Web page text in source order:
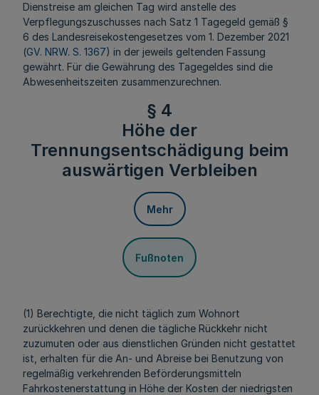
Dienstreise am gleichen Tag wird anstelle des
Verpflegungszuschusses nach Satz 1 Tagegeld gemäß §
6 des Landesreisekostengesetzes vom 1. Dezember 2021
(GV. NRW. S. 1367) in der jeweils geltenden Fassung
gewährt. Für die Gewährung des Tagegeldes sind die
Abwesenheitszeiten zusammenzurechnen.
§ 4
Höhe der
Trennungsentschädigung beim
auswärtigen Verbleiben
Mehr
Fußnoten
(1) Berechtigte, die nicht täglich zum Wohnort
zurückkehren und denen die tägliche Rückkehr nicht
zuzumuten oder aus dienstlichen Gründen nicht gestattet
ist, erhalten für die An- und Abreise bei Benutzung von
regelmäßig verkehrenden Beförderungsmitteln
Fahrkostenerstattung in Höhe der Kosten der niedrigsten